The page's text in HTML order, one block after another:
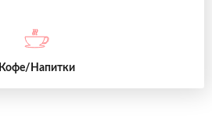
Кофе/Напитки